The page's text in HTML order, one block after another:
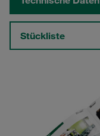
Stückliste